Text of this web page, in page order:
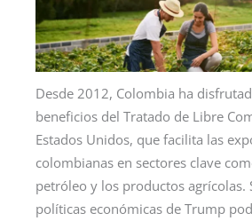
Desde 2012, Colombia ha
beneficios del Tratado de Libre
Estados Unidos, que facilita las
colombianas en sectores clave
petróleo y los productos agrícolas.
políticas económicas de Trump